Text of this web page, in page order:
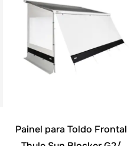
Painel para Toldo Frontal